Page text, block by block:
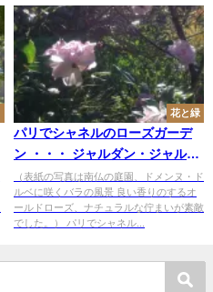
花と緑
パリでシャネルのローズガーデ
ン ・・・ ジャルダン・ジャルダ
ン2018
（表紙の写真は南仏の庭園、ドメンヌ・ド
ルベに咲くバラの風景 良い香りのするオ
ールドローズ、ナチュラルな佇まいが素敵
でした。） パリでシャネル...